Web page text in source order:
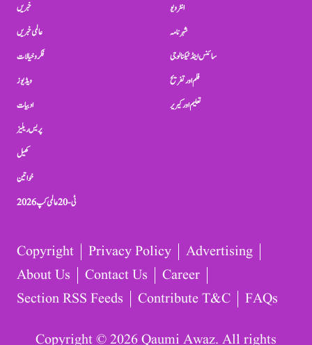
خبریں
عالمی خبریں
فکر و خیالات
ویڈیوز
ادبیات
پریس ریلیز
کھیل
خواتین
ٹی-20 عالمی کپ 2026
انٹرویو
شہرنامہ
سائنس اینڈ ٹیکنالوجی
فلم اور تفریح
تعلیم اور کیریر
Copyright Privacy Policy
Advertising
About Us
Contact Us
Career
Section RSS Feeds
Contribute T&C FAQs
Copyright © 2026 Qaumi Awaz. All rights